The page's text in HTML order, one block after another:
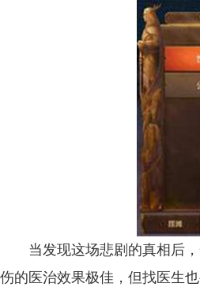
当发现这场悲剧的真相后，
伤的医治效果极佳，但找医生